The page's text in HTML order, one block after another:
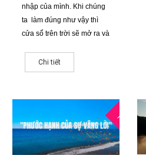
nhập của mình. Khi chúng
ta làm đúng như vậy thì
cửa sổ trên trời sẽ mở ra và
dật trên chúng ta.
Chi tiết
22
THG5